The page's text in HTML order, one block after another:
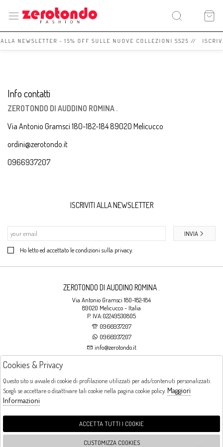
NEWSLETTER - 15% OFF SULLE NUOVE COLLEZIONI SS25 //
Info contatti
ZEROTONDO DI AUDDINO ROMINA .
Via Antonio Gramsci 180-182-184 89020 Melicucco
ordini@zerotondo.it
0966937207
ISCRIVITI ALLA NEWSLETTER
Ho letto ed accettato le condizioni sulla privacy.
INVIA
ZEROTONDO DI AUDDINO ROMINA .
Via Antonio Gramsci 180-182-184
89020 Melicucco - Italia
P. IVA:02249530805
0966937207
0966937207
info@zerotondo.it
Orari di apertura
LUNEDI: CHIUSO LA MATTINA - DALLE 16:00 ALLE 20:00 DAL MARTEDI AL
Cookies & Privacy
Questo sito si avvale di cookie di profilazione utilizzati per ads/contenuti personalizzati.
Scegli se accettare o disattivare tali cookie nella pagina cookie policy. Maggiori
Informazioni
ACCETTA TUTTI I COOKIE
CUSTOMIZZA COOKIES